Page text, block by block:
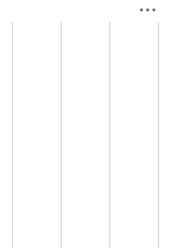
categories.
prosent. Data ranges